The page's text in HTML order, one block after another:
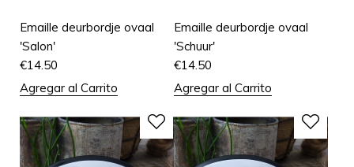
Emaille deurbordje ovaal
'Salon'
€14.50
Agregar al Carrito
Emaille deurbordje ovaal
'Schuur'
€14.50
Agregar al Carrito